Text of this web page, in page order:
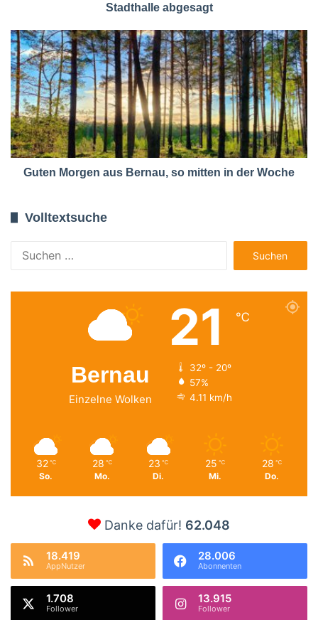
Stadthalle abgesagt
Guten Morgen aus Bernau, so mitten in der Woche
Volltextsuche
nach:
Bernau
Einzelne Wolken
21 ℃
32º - 20º
57%
4.11 km/h
32 ℃
So.
28 ℃
Mo.
23 ℃
Di.
25 ℃
Mi.
28 ℃
Do.
Danke dafür! 62.048
18.419
AppNutzer
28.006
Abonnenten
1.708
Follower
13.915
Follower